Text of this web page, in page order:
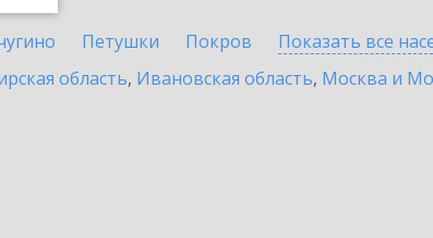
Петушки Покров Показать все
область, Ивановская область, Москва и